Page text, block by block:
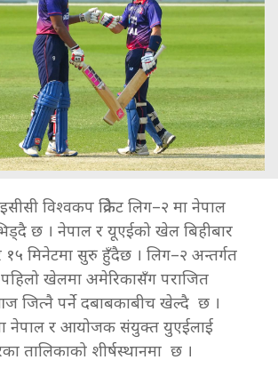
विश्वकप क्रिकेट लिग–२ मा नेपाल
छ । नेपाल र यूएईको खेल बिहीबार
मिनेटमा सुरु हुँदैछ । लिग–२ अन्तर्गत
खेलमा अमेरिकासँग पराजित
जित्नै पर्ने दबाबकाबीच खेल्दै छ ।
नेपाल र आयोजक संयुक्त युएईलाई
तालिकाको शीर्षस्थानमा छ ।